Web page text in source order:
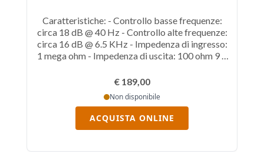
Caratteristiche: - Controllo basse frequenze:
circa 18 dB @ 40 Hz - Controllo alte frequenze:
circa 16 dB @ 6.5 KHz - Impedenza di ingresso:
1 mega ohm - Impedenza di uscita: 100 ohm 9 o
€ 189,00
Non disponibile
ACQUISTA ONLINE